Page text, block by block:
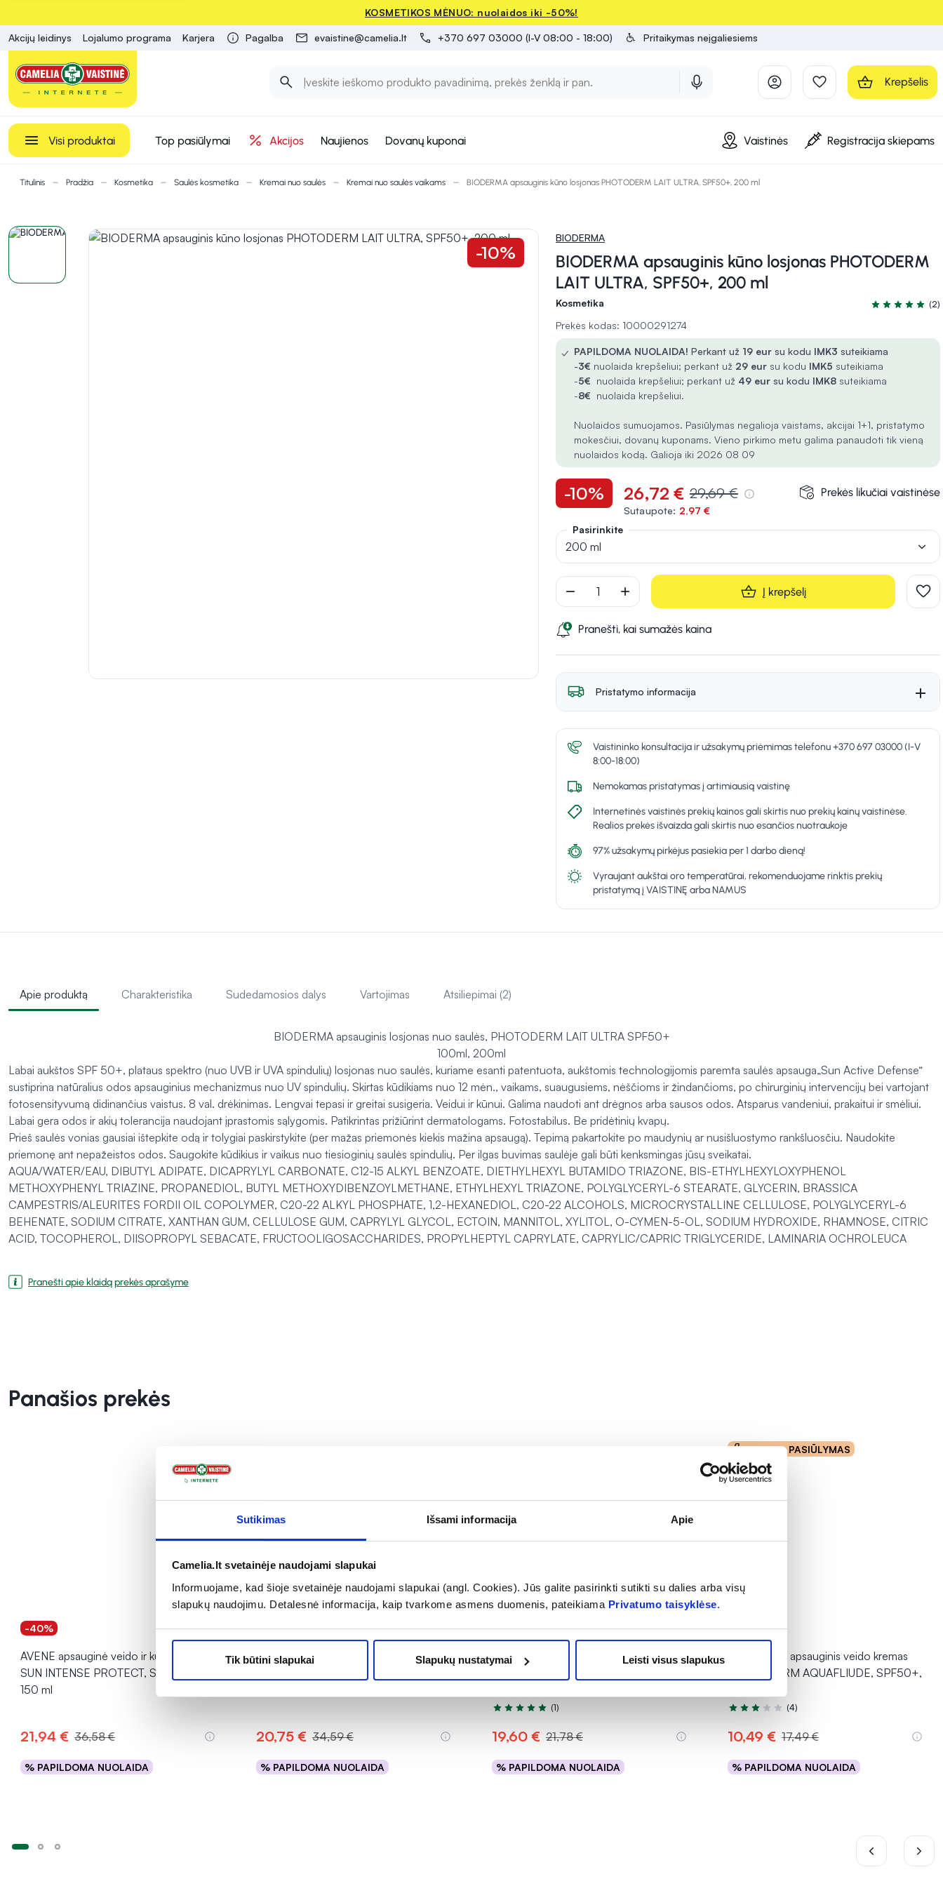
Sutikimas Išsami informacija Apie
Camelia.lt svetainėje naudojami slapukai
Informuojame, kad šioje svetainėje naudojami slapukai (angl. Cookies). Jūs galite pasirinkti sutikti su dalies arba visų
slapukų naudojimu. Detalesnė informacija, kaip tvarkome asmens duomenis, pateikiama Privatumo taisyklėse.
Tik būtini slapukai Slapukų nustatymai Leisti visus slapukus
KOSMETIKOS MĖNUO: nuolaidos iki -50%!
Akcijų leidinys Lojalumo programa Karjera Pagalba evaistine@camelia.lt +370 697 03000 (I-V 08:00 - 18:00) Pritaikymas neįgaliesiems
Krepšelis
Visi produktai Top pasiūlymai Akcijos Naujienos Dovanų kuponai Vaistinės Registracija skiepams
Titulinis Pradžia Kosmetika Saulės kosmetika Kremai nuo saulės Kremai nuo saulės vaikams BIODERMA apsauginis kūno losjonas PHOTODERM LAIT ULTRA, SPF50+, 200 ml
-10%
BIODERMA
BIODERMA apsauginis kūno losjonas PHOTODERM
LAIT ULTRA, SPF50+, 200 ml
Kosmetika
Įvertinimas
(2)
Prekės kodas: 10000291274
✓ PAPILDOMA NUOLAIDA! Perkant už 19 eur su kodu IMK3 suteikiama
-3€ nuolaida krepšeliui; perkant už 29 eur su kodu IMK5 suteikiama
-5€ nuolaida krepšeliui; perkant už 49 eur su kodu IMK8 suteikiama
-8€ nuolaida krepšeliui.
Nuolaidos sumuojamos. Pasiūlymas negalioja vaistams, akcijai 1+1, pristatymo
mokesčiui, dovanų kuponams. Vieno pirkimo metu galima panaudoti tik vieną
nuolaidos kodą. Galioja iki 2026 08 09
-10% 26,72 € 29,69 €
Sutaupote: 2,97 €
Prekės likučiai vaistinėse
Pasirinkite
200 ml
remove add Į krepšelį
Pranešti, kai sumažės kaina
Pristatymo informacija
Vaistininko konsultacija ir užsakymų priėmimas telefonu +370 697 03000 (I-V
8:00-18:00)
Nemokamas pristatymas į artimiausią vaistinę
Internetinės vaistinės prekių kainos gali skirtis nuo prekių kainų vaistinėse.
Realios prekės išvaizda gali skirtis nuo esančios nuotraukoje
97% užsakymų pirkėjus pasiekia per 1 darbo dieną!
Vyraujant aukštai oro temperatūrai, rekomenduojame rinktis prekių
pristatymą į VAISTINĘ arba NAMUS
Apie produktą Charakteristika Sudedamosios dalys Vartojimas Atsiliepimai (2)
BIODERMA apsauginis losjonas nuo saulės, PHOTODERM LAIT ULTRA SPF50+
100ml, 200ml
Labai aukštos SPF 50+, plataus spektro (nuo UVB ir UVA spindulių) losjonas nuo saulės, kuriame esanti patentuota, aukštomis technologijomis paremta saulės apsauga„Sun Active Defense“
sustiprina natūralius odos apsauginius mechanizmus nuo UV spindulių. Skirtas kūdikiams nuo 12 mėn., vaikams, suaugusiems, nėščioms ir žindančioms, po chirurginių intervencijų bei vartojant
fotosensityvumą didinančius vaistus. 8 val. drėkinimas. Lengvai tepasi ir greitai susigeria. Veidui ir kūnui. Galima naudoti ant drėgnos arba sausos odos. Atsparus vandeniui, prakaitui ir smėliui.
Labai gera odos ir akių tolerancija naudojant įprastomis sąlygomis. Patikrintas prižiūrint dermatologams. Fotostabilus. Be pridėtinių kvapų.
Prieš saulės vonias gausiai ištepkite odą ir tolygiai paskirstykite (per mažas priemonės kiekis mažina apsaugą). Tepimą pakartokite po maudynių ar nusišluostymo rankšluosčiu. Naudokite
priemonę ant nepažeistos odos. Saugokite kūdikius ir vaikus nuo tiesioginių saulės spindulių. Per ilgas buvimas saulėje gali būti kenksmingas jūsų sveikatai.
AQUA/WATER/EAU, DIBUTYL ADIPATE, DICAPRYLYL CARBONATE, C12-15 ALKYL BENZOATE, DIETHYLHEXYL BUTAMIDO TRIAZONE, BIS-ETHYLHEXYLOXYPHENOL
METHOXYPHENYL TRIAZINE, PROPANEDIOL, BUTYL METHOXYDIBENZOYLMETHANE, ETHYLHEXYL TRIAZONE, POLYGLYCERYL-6 STEARATE, GLYCERIN, BRASSICA
CAMPESTRIS/ALEURITES FORDII OIL COPOLYMER, C20-22 ALKYL PHOSPHATE, 1,2-HEXANEDIOL, C20-22 ALCOHOLS, MICROCRYSTALLINE CELLULOSE, POLYGLYCERYL-6
BEHENATE, SODIUM CITRATE, XANTHAN GUM, CELLULOSE GUM, CAPRYLYL GLYCOL, ECTOIN, MANNITOL, XYLITOL, O-CYMEN-5-OL, SODIUM HYDROXIDE, RHAMNOSE, CITRIC
ACID, TOCOPHEROL, DIISOPROPYL SEBACATE, FRUCTOOLIGOSACCHARIDES, PROPYLHEPTYL CAPRYLATE, CAPRYLIC/CAPRIC TRIGLYCERIDE, LAMINARIA OCHROLEUCA
Pranešti apie klaidą prekės aprašyme
Panašios prekės
-40%
AVENE apsauginė veido ir kūno emulsija
SUN INTENSE PROTECT, SPF50+,
150 ml
21,94 € 36,58 €
% PAPILDOMA NUOLAIDA
Į krepšelį
-40%
AVENE apsauginė veido ir kūno emulsija
20,75 € 34,59 €
% PAPILDOMA NUOLAIDA
Į krepšelį
-10%
BIODERMA apsauginis kūno losjonas
Įvertinimas 5.0 iš 5
(1)
19,60 € 21,78 €
% PAPILDOMA NUOLAIDA
Į krepšelį
Mėnesio PASIŪLYMAS
-40%
BIODERMA apsauginis veido kremas
PHOTODERM AQUAFLIUDE, SPF50+,
Įvertinimas 3.3 iš 5
(4)
10,49 € 17,49 €
% PAPILDOMA NUOLAIDA
Į krepšelį